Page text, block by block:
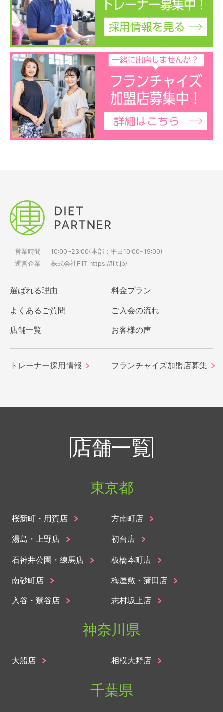
営業時間
10:00~23:00(本部：平日10:00~19:00)
運営企業
株式会社FiiT https://fiit.jp/
選ばれる理由 料金プラン
よくあるご質問 ご入会の流れ
店舗一覧 お客様の声
トレーナー採用情報 フランチャイズ加盟店募集
店舗一覧
東京都
桜新町・用賀店 方南町店
湯島・上野店 初台店
石神井公園・練馬店 板橋本町店
南砂町店 梅屋敷・蒲田店
入谷・鶯谷店 志村坂上店
神奈川県
大船店 相模大野店
千葉県